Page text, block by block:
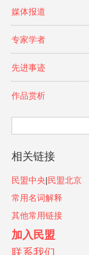
媒体报道
专家学者
先进事迹
作品赏析
搜索表单
搜索
相关链接
民盟中央|民盟北京
常用名词解释
其他常用链接
加入民盟
联系我们